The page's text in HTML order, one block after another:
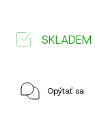
SKLADEM
Opýtať sa